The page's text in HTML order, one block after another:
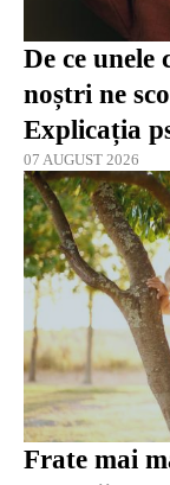
De ce
noștri ne
Explicația
07 AUGUST 2026
Frate mai